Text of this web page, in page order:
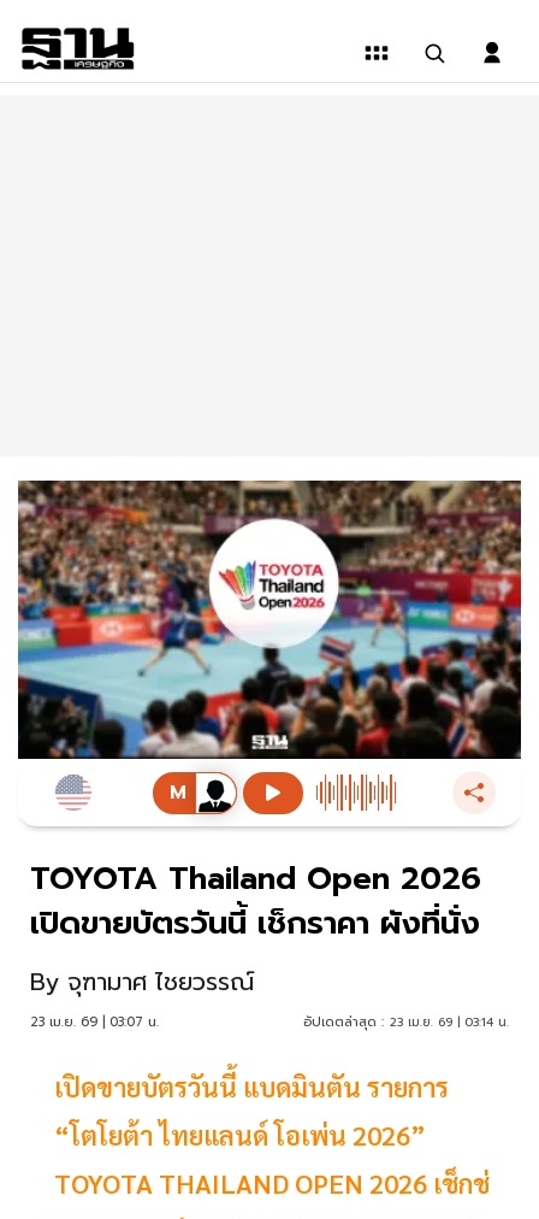
TOYOTA Thailand Open 2026
เปิดขายบัตรวันนี้ เช็กราคา ผังที่นั่ง
By จุฑามาศ ไชยวรรณ์
23 เม.ย. 69 | 03:07 น. อัปเดตล่าสุด : 23 เม.ย. 69 | 03:14 น.
เปิดขายบัตรวันนี้ แบดมินตัน รายการ
“โตโยต้า ไทยแลนด์ โอเพ่น 2026”
TOYOTA THAILAND OPEN 2026 เช็กช่